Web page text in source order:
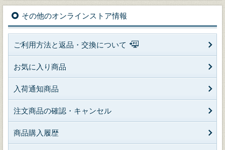
その他のオンラインストア情報
ご利用方法と返品・交換について
お気に入り商品
入荷通知商品
注文商品の確認・キャンセル
商品購入履歴